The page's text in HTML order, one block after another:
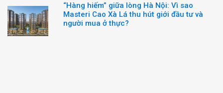
“Hàng hiếm” giữa lòng Hà Nội: Vì sao
Masteri Cao Xà Lá thu hút giới đầu tư và
người mua ở thực?